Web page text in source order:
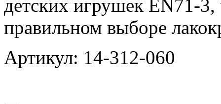
детских игрушек EN71-3,
правильном выборе
Артикул: 14-312-060